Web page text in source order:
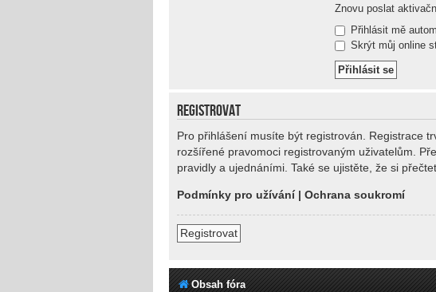
Znovu poslat
Přihlásit mě
Skrýt můj online
REGISTROVAT
Pro přihlášení musíte být registrován. Registrace
rozšířené pravomoci registrovaným uživatelům.
pravidly a ujednáními. Také se ujistěte, že si
Podmínky pro užívání| Ochrana soukromí
Registrovat
Obsah fóra